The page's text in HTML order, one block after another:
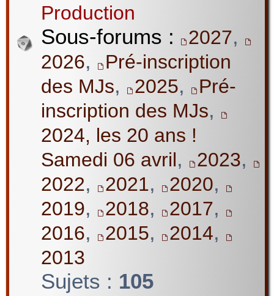
Production
Sous-forums : 2027,
2026,
Pré-inscription
des MJs, 2025,
Pré-
inscription des MJs,
2024, les 20 ans !
Samedi 06 avril, 2023,
2022, 2021, 2020,
2019, 2018, 2017,
2016, 2015, 2014,
2013
Sujets : 105